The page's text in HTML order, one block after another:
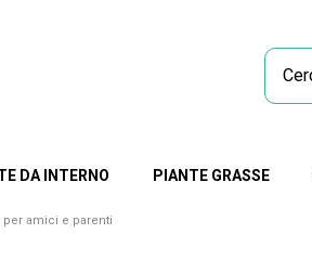
DA INTERNO PIANTE GRASSE
per amici e parenti